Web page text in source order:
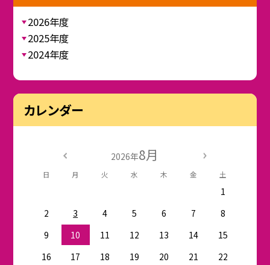
2026年度
2025年度
2024年度
カレンダー
2026年8月
日 月 火 水 木 金 土
1
2
3 4 5 6 7
8
9
10 11 12 13 14
15
16
17 18 19 20 21
22